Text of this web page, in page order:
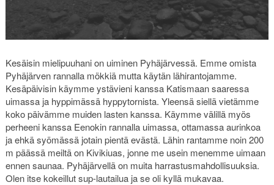
Kesäisin mielipuuhani on uiminen Pyhäjärvessä. Emme omista
Pyhäjärven rannalla mökkiä mutta käytän lähirantojamme.
Kesäpäivisin käymme ystävieni kanssa Katismaan saaressa
uimassa ja hyppimässä hyppytornista. Yleensä siellä vietämme
koko päivämme muiden lasten kanssa. Käymme välillä myös
perheeni kanssa Eenokin rannalla uimassa, ottamassa aurinkoa
ja ehkä syömässä jotain pientä evästä. Lähin rantamme noin 200
m päässä meiltä on Kivikiuas, jonne me usein menemme uimaan
ennen saunaa. Pyhäjärvellä on muita harrastusmahdollisuuksia.
Olen itse kokeillut sup-lautailua ja se oli kyllä mukavaa.